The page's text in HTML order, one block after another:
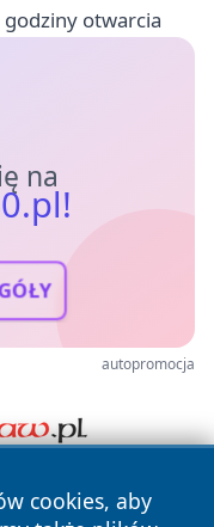
otwarcia
na
autopromocja
cookies, aby